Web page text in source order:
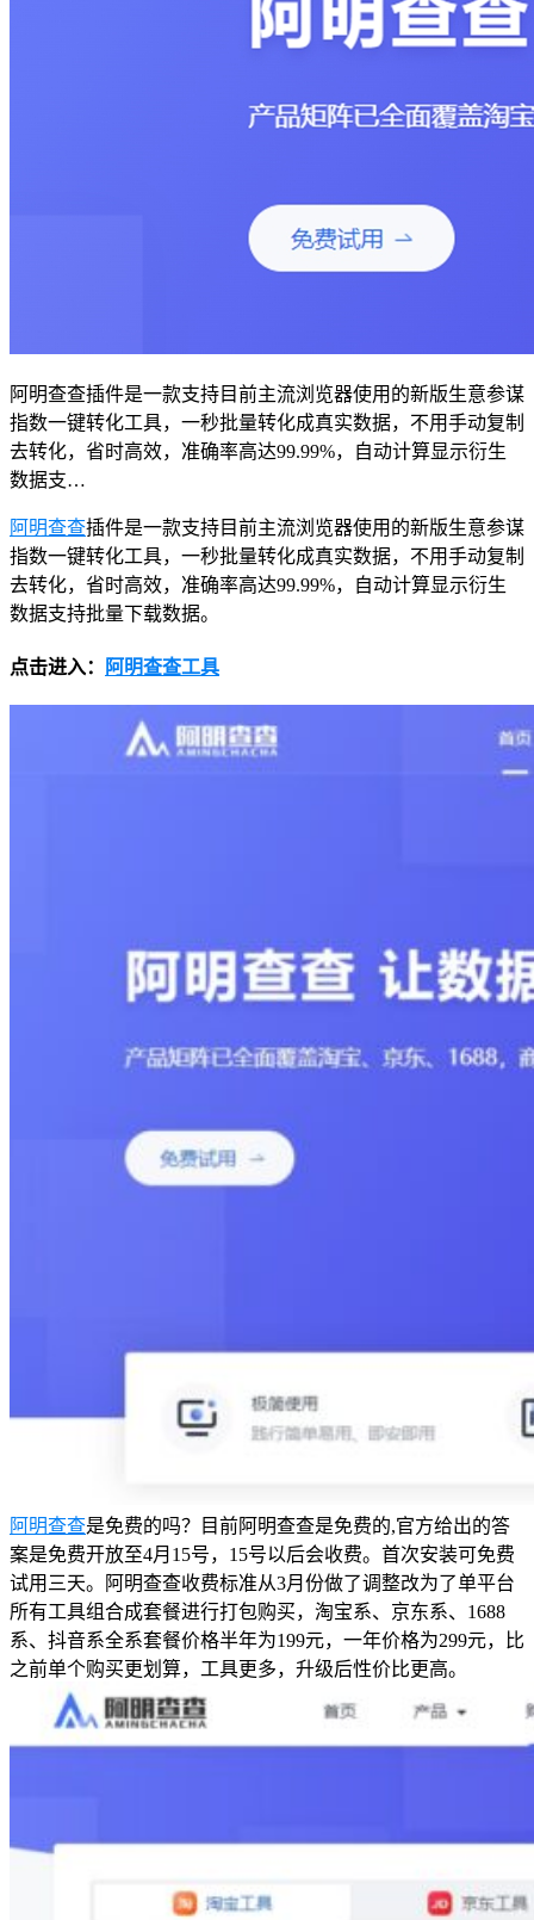
阿明查查插件是一款支持目前主流浏览器使用的新版生意参谋
指数一键转化工具，一秒批量转化成真实数据，不用手动复制
去转化，省时高效，准确率高达99.99%，自动计算显示衍生
数据支…
阿明查查插件是一款支持目前主流浏览器使用的新版生意参谋
指数一键转化工具，一秒批量转化成真实数据，不用手动复制
去转化，省时高效，准确率高达99.99%，自动计算显示衍生
数据支持批量下载数据。
点击进入： 阿明查查工具
阿明查查是免费的吗？目前阿明查查是免费的,官方给出的答
案是免费开放至4月15号，15号以后会收费。首次安装可免费
试用三天。阿明查查收费标准从3月份做了调整改为了单平台
所有工具组合成套餐进行打包购买，淘宝系、京东系、1688
系、抖音系全系套餐价格半年为199元，一年价格为299元，比
之前单个购买更划算，工具更多，升级后性价比更高。